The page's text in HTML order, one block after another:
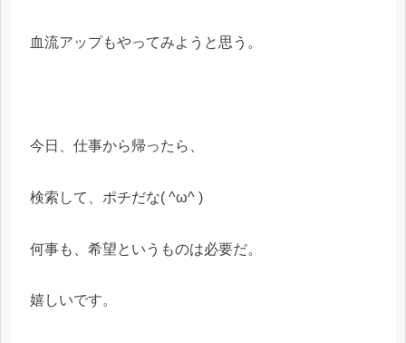
血流アップもやってみようと思う。
今日、仕事から帰ったら、
検索して、ポチだな( ^ω^ )
何事も、希望というものは必要だ。
嬉しいです。